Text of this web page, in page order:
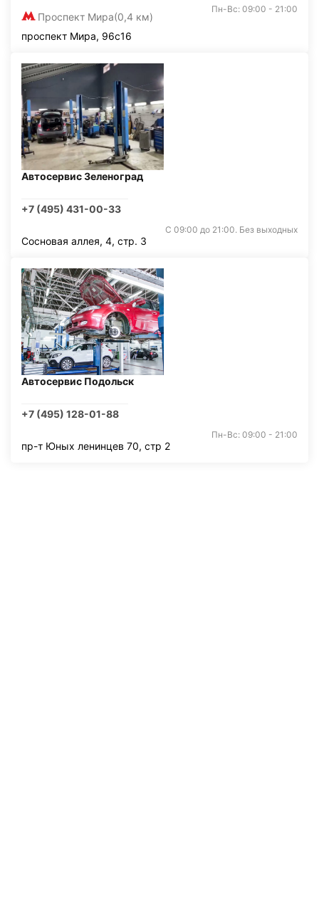
Проспект Мира(0,4 км)
Пн-Вс: 09:00 - 21:00
проспект Мира, 96с16
Автосервис Зеленоград
+7 (495) 431-00-33
С 09:00 до 21:00. Без выходных
Сосновая аллея, 4, стр. 3
Автосервис Подольск
+7 (495) 128-01-88
Пн-Вс: 09:00 - 21:00
пр-т Юных ленинцев 70, стр 2